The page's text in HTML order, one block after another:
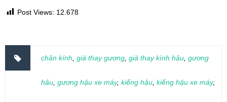
Post Views: 12.678
chân kính giá thay gương giá thay kính hậu gương
hậu gương hậu xe máy, kiếng hậu kiếng hậu xe máy,